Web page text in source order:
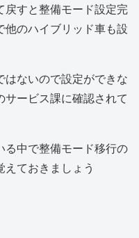
戻すと整備モード設定完
のハイブリッド車も設
ないので設定ができな
ービス課に確認されて
る中で整備モード移行の
ておきましょう